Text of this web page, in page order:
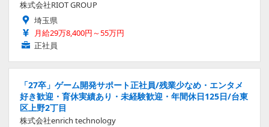
株式会社RIOT GROUP
埼玉県
月給29万8,400円～55万円
正社員
「27卒」ゲーム開発サポート正社員/残業少なめ・エンタメ
好き歓迎・育休実績あり・未経験歓迎・年間休日125日/台東
区上野2丁目
株式会社enrich technology